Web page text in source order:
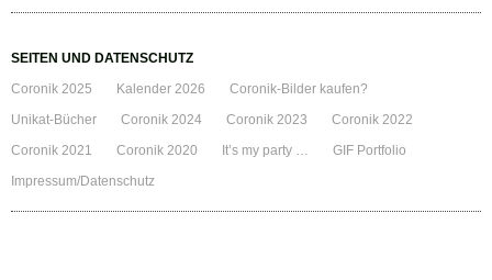
SEITEN UND DATENSCHUTZ
Coronik 2025
Kalender 2026
Coronik-Bilder kaufen?
Unikat-Bücher
Coronik 2024 Coronik 2023
Coronik 2022
Coronik 2021
Coronik 2020 It’s my party …
GIF Portfolio
Impressum/Datenschutz